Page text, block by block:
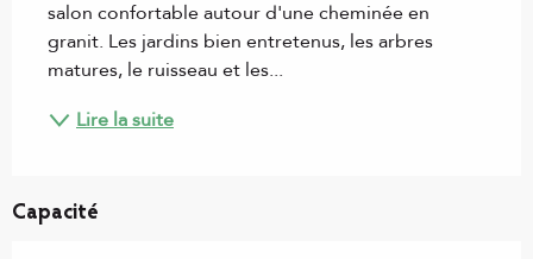
salon confortable autour d'une cheminée en
granit. Les jardins bien entretenus, les arbres
matures, le ruisseau et les...
Lire la suite
Capacité